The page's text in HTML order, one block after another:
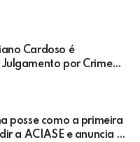
pública de Itabela
Cardoso é
por Crime
posse como a primeira
a ACIASE e anuncia a